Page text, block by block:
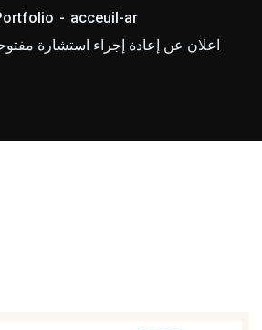
acceuil-ar
اعلان عن إعادة إجراء استشارة مفتوحة رقم